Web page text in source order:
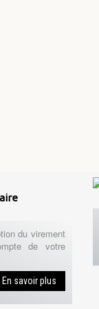
du virement
de votre
En savoir plus